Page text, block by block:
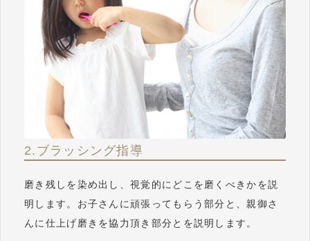
2.ブラッシング指導
磨き残しを染め出し、視覚的にどこを磨くべきかを説
明します。お子さんに頑張ってもらう部分と、親御さ
んに仕上げ磨きを協力頂き部分とを説明します。